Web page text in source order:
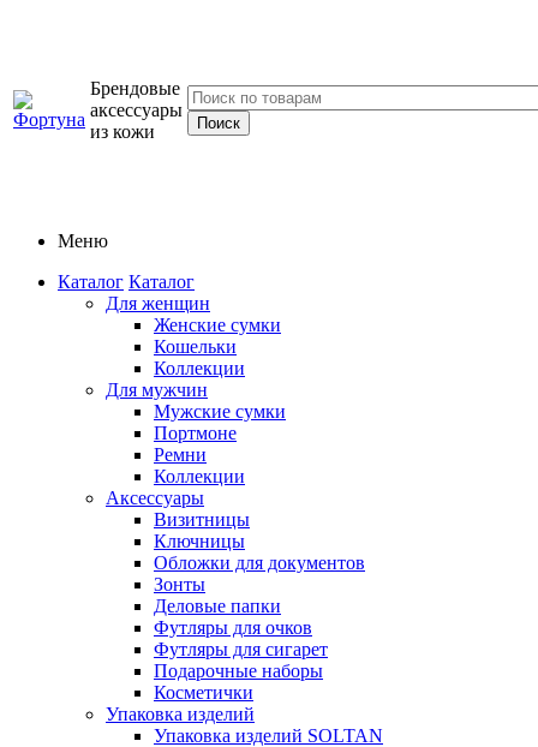
Брендовые
аксессуары
из кожи
Меню
Каталог Каталог
Для женщин
Женские сумки
Кошельки
Коллекции
Для мужчин
Мужские сумки
Портмоне
Ремни
Коллекции
Аксессуары
Визитницы
Ключницы
Обложки для документов
Зонты
Деловые папки
Футляры для очков
Футляры для сигарет
Подарочные наборы
Косметички
Упаковка изделий
Упаковка изделий SOLTAN